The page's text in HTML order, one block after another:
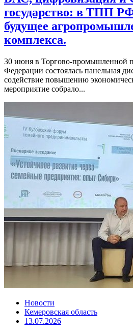
государство: в ТПП
будущее
комплекса.
30 июня в Торгово-промышленной
Федерации состоялась панельная
содействие повышению
мероприятие собрало...
Новости
Кемеровская область
13.07.2026